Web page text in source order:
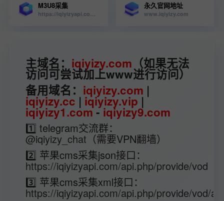
M3U8采集
https://iqiyizyapi.com/api.php/provide/vod/from/snm3u8/at/xml
永久官网地址
www.iqiyizy.com
主域名： iqiyizy.com （如果无法
访问可尝试加上www进行访问）
备用域名： iqiyizy.com |
iqiyizy.cc | iqiyizy.vip |
iqiyizy1.com-iqiyizy9.com
1️⃣ telegram交流群：
@iqiyizy_chat （需要VPN翻墙）
2️⃣ 苹果cms采集json接口：
https://iqiyizyapi.com/api.php/provide/vod
3️⃣ 苹果cms采集xml接口：
https://iqiyizyapi.com/api.php/provide/vod/